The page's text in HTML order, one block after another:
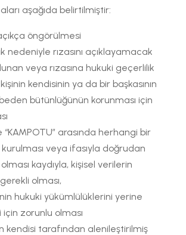
aşağıda belirtilmiştir:
öngörülmesi
nedeniyle rızasını açıklayamacak
veya rızasına hukuki geçerlilik
kendisinin ya da bir başkasının
bütünlüğünün korunması için
“KAMPOTU” arasında herhangi bir
veya ifasıyla doğrudan
kaydıyla, kişisel verilerin
olması,
hukuki yükümlülüklerini yerine
zorunlu olması
kendisi tarafından alenileştirilmiş